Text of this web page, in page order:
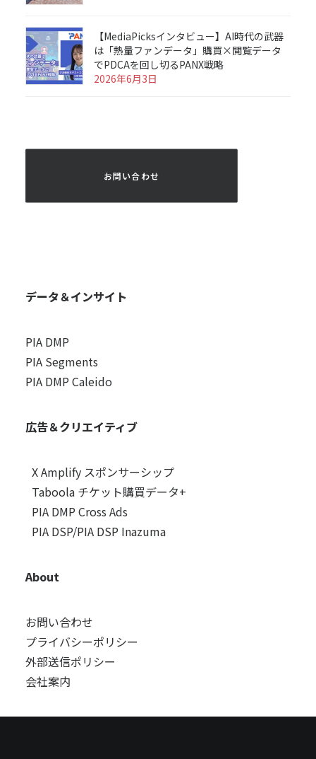
【MediaPicksインタビュー】AI時代の武器
は「熱量ファンデータ」購買×閲覧データ
でPDCAを回し切るPANX戦略
2026年6月3日
お問い合わせ
データ＆インサイト
PIA DMP
PIA Segments
PIA DMP Caleido
広告＆クリエイティブ
X Amplify スポンサーシップ
Taboola チケット購買データ+
PIA DMP Cross Ads
PIA DSP/PIA DSP Inazuma
About
お問い合わせ
プライバシーポリシー
外部送信ポリシー
会社案内